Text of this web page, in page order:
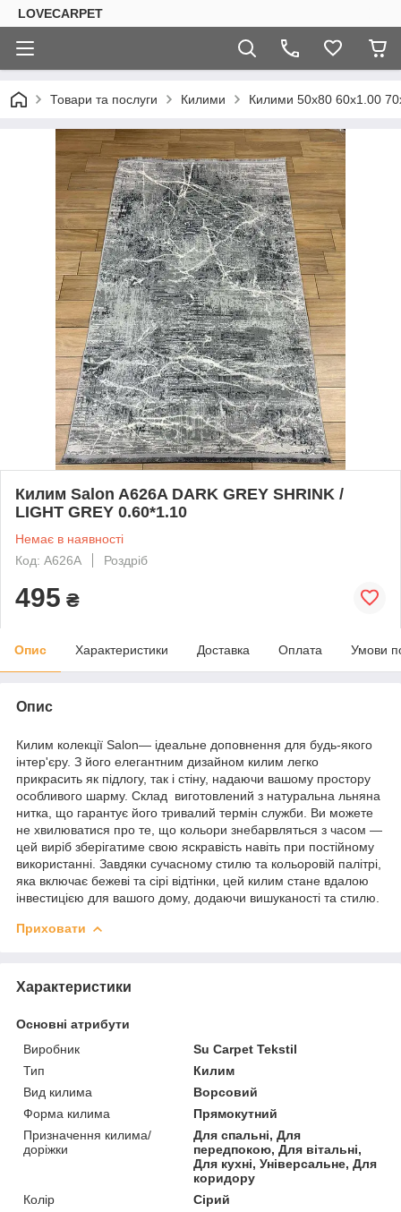
LOVECARPET
Товари та послуги Килими Килими 50х80 60х1.00
Килим Salon A626A DARK GREY SHRINK /
LIGHT GREY 0.60*1.10
Немає в наявності
Код: A626A
Роздріб
495 ₴
Опис Характеристики Доставка Оплата Умови
Опис
Килим колекції Salon— ідеальне доповнення для будь-якого
інтер'єру. З його елегантним дизайном килим легко
прикрасить як підлогу, так і стіну, надаючи вашому простору
особливого шарму. Склад виготовлений з натуральна льняна
нитка, що гарантує його тривалий термін служби. Ви можете
не хвилюватися про те, що кольори знебарвляться з часом —
цей виріб зберігатиме свою яскравість навіть при постійному
використанні. Завдяки сучасному стилю та кольоровій палітрі,
яка включає бежеві та сірі відтінки, цей килим стане вдалою
інвестицією для вашого дому, додаючи вишуканості та стилю.
Приховати
Характеристики
Основні атрибути
Виробник
Su Carpet Tekstil
Тип
Килим
Вид килима
Ворсовий
Форма килима
Прямокутний
Призначення килима/
доріжки
Для спальні, Для
передпокою, Для вітальні,
Для кухні, Універсальне, Для
коридору
Колір
Сірий